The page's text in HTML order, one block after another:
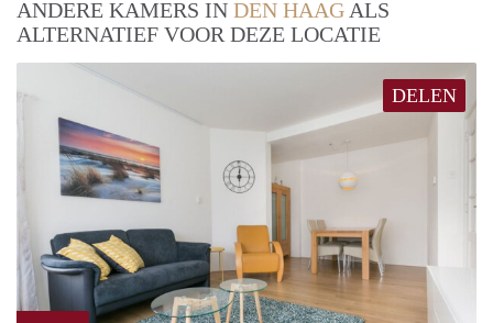
ANDERE KAMERS IN DEN HAAG ALS
ALTERNATIEF VOOR DEZE LOCATIE
DELEN